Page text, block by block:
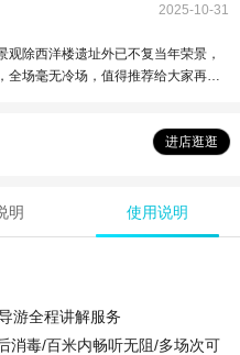
2025-10-31
除西洋楼遗址外已不复当年荣景，
全场毫无冷场，值得推荐给大家再次
进店逛逛
明 使用说明
游全程讲解服务
消毒/百米内畅听无阻/多场次可